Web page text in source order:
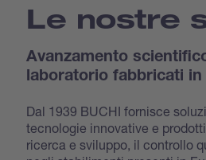
Le nostre
Avanzamento
laboratorio fabbricati in
Dal 1939 BUCHI fornisce
tecnologie innovative e
ricerca e sviluppo, il controllo